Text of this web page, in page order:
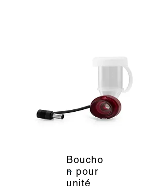
Boucho
n pour
unité
_